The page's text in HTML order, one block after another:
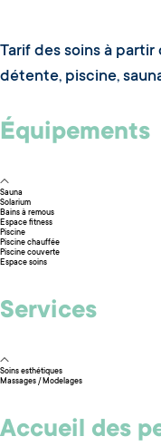
Tarif des soins à
détente, piscine,
Équipements
Sauna
Solarium
Bains à remous
Espace fitness
Piscine
Piscine chauffée
Piscine couverte
Espace soins
Services
Soins esthétiques
Massages / Modelages
Accueil des